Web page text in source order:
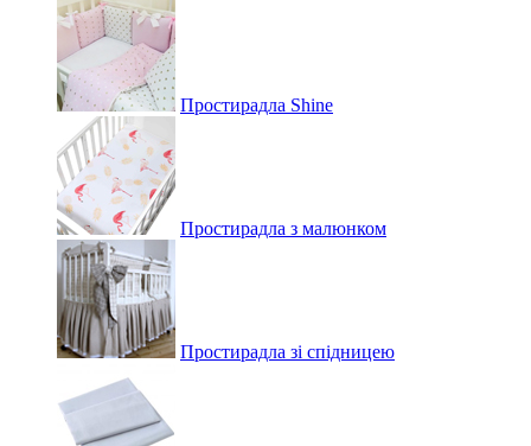
Простирадла Shine
Простирадла з малюнком
Простирадла зі спідницею